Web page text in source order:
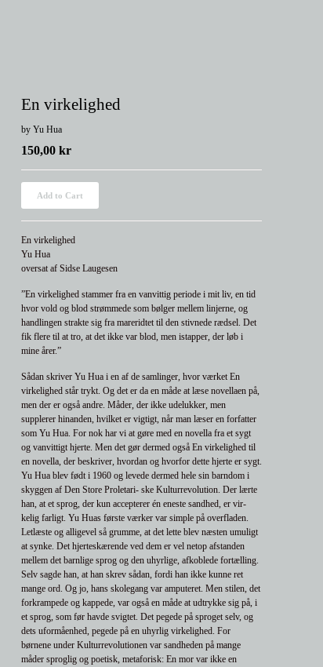
En virkelighed
by Yu Hua
150,00kr
Add to Cart
En virkelighed
Yu Hua
oversat af Sidse Laugesen
”En virkelighed stammer fra en vanvittig periode i mit liv, en tid
hvor vold og blod strømmede som bølger mellem linjerne, og
handlingen strakte sig fra mareridtet til den stivnede rædsel. Det
fik flere til at tro, at det ikke var blod, men istapper, der løb i
mine årer.”
Sådan skriver Yu Hua i en af de samlinger, hvor værket En
virkelighed står trykt. Og det er da en måde at læse novellaen på,
men der er også andre. Måder, der ikke udelukker, men
supplerer hinanden, hvilket er vigtigt, når man læser en forfatter
som Yu Hua. For nok har vi at gøre med en novella fra et sygt
og vanvittigt hjerte. Men det gør dermed også En virkelighed til
en novella, der beskriver, hvordan og hvorfor dette hjerte er sygt.
Yu Hua blev født i 1960 og levede dermed hele sin barndom i
skyggen af Den Store Proletari- ske Kulturrevolution. Der lærte
han, at et sprog, der kun accepterer én eneste sandhed, er vir-
kelig farligt. Yu Huas første værker var simple på overfladen.
Letlæste og alligevel så grumme, at det lette blev næsten umuligt
at synke. Det hjerteskærende ved dem er vel netop afstanden
mellem det barnlige sprog og den uhyrlige, afkoblede fortælling.
Selv sagde han, at han skrev sådan, fordi han ikke kunne ret
mange ord. Og jo, hans skolegang var amputeret. Men stilen, det
forkrampede og kappede, var også en måde at udtrykke sig på, i
et sprog, som før havde svigtet. Det pegede på sproget selv, og
dets uformåenhed, pegede på en uhyrlig virkelighed. For
børnene under Kulturrevolutionen var sandheden på mange
måder sproglig og poetisk, metaforisk: En mor var ikke en